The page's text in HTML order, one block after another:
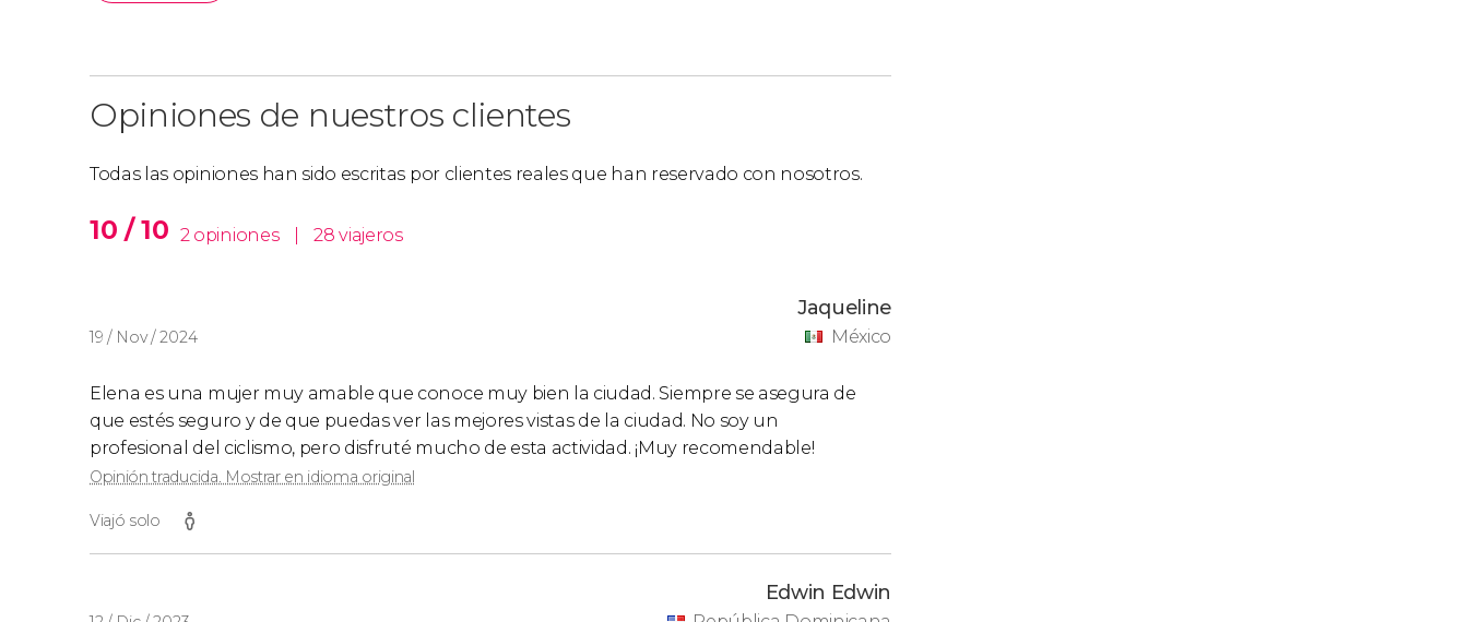
Opiniones de nuestros clientes
Todas las opiniones han sido escritas por clientes reales que han reservado con nosotros.
10 / 10 2 opiniones 28 viajeros
19 / Nov / 2024
Jaqueline
México
Elena es una mujer muy amable que conoce muy bien la ciudad. Siempre se asegura de
que estés seguro y de que puedas ver las mejores vistas de la ciudad. No soy un
profesional del ciclismo, pero disfruté mucho de esta actividad. ¡Muy recomendable!
Opinión traducida. Mostrar en idioma original
Viajó solo
Edwin Edwin